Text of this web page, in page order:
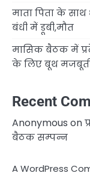
माता पिता के साथ
बंधी में डूबी,मौत
मासिक बैठक में
के लिए बूथ
Recent
Anonymous on
बैठक सम्पन्न
A WordPress